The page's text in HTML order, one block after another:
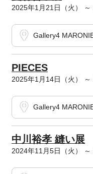
2025年1月21日（火） ～
Gallery4
PIECES
2025年1月14日（火） ～
Gallery4
中川裕孝 縫い展
2024年11月5日（火） ～